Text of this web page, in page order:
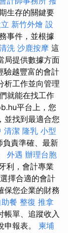
生存的關鍵要
新竹外燴 設
事件，並根據
洗 沙鹿按摩 這
局提供數據方面
驗越豐富的會計
析工作並向管理
就能在找工作
平台上，您
並找到最適合您
清潔 隆乳 小型
負責準確、最新
外遇 辦理台胞
利，會計專業
擇合適的會計
保您企業的財務
餐 整復 推拿
帳單、追蹤收入
申報表。 柬埔